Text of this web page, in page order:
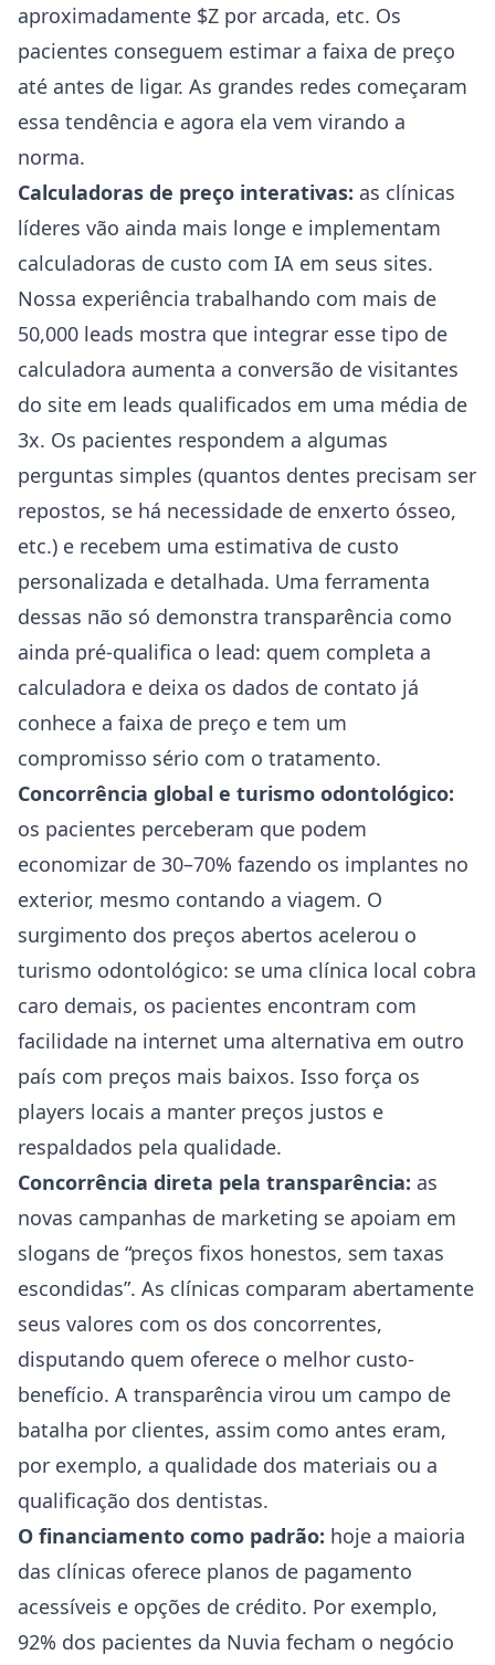
aproximadamente $Z por arcada, etc. Os
pacientes conseguem estimar a faixa de preço
até antes de ligar. As grandes redes começaram
essa tendência e agora ela vem virando a
norma.
Calculadoras de preço interativas: as clínicas
líderes vão ainda mais longe e implementam
calculadoras de custo com IA em seus sites.
Nossa experiência trabalhando com mais de
50,000 leads mostra que integrar esse tipo de
calculadora aumenta a conversão de visitantes
do site em leads qualificados em uma média de
3x. Os pacientes respondem a algumas
perguntas simples (quantos dentes precisam ser
repostos, se há necessidade de enxerto ósseo,
etc.) e recebem uma estimativa de custo
personalizada e detalhada. Uma ferramenta
dessas não só demonstra transparência como
ainda pré-qualifica o lead: quem completa a
calculadora e deixa os dados de contato já
conhece a faixa de preço e tem um
compromisso sério com o tratamento.
Concorrência global e turismo odontológico:
os pacientes perceberam que podem
economizar de 30–70% fazendo os implantes no
exterior, mesmo contando a viagem. O
surgimento dos preços abertos acelerou o
turismo odontológico: se uma clínica local cobra
caro demais, os pacientes encontram com
facilidade na internet uma alternativa em outro
país com preços mais baixos. Isso força os
players locais a manter preços justos e
respaldados pela qualidade.
Concorrência direta pela transparência: as
novas campanhas de marketing se apoiam em
slogans de “preços fixos honestos, sem taxas
escondidas”. As clínicas comparam abertamente
seus valores com os dos concorrentes,
disputando quem oferece o melhor custo-
benefício. A transparência virou um campo de
batalha por clientes, assim como antes eram,
por exemplo, a qualidade dos materiais ou a
qualificação dos dentistas.
O financiamento como padrão: hoje a maioria
das clínicas oferece planos de pagamento
acessíveis e opções de crédito. Por exemplo,
92% dos pacientes da Nuvia fecham o negócio